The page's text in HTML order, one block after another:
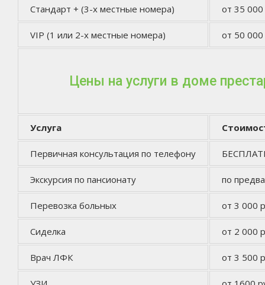
Стандарт + (3-х местные номера) от 35 000
VIP (1 или 2-х местные номера) от 50 000
Цены на услуги в доме
Услуга
Первичная консультация по телефону
Экскурсия по пансионату по
Перевозка больных от 3 000
Сиделка от 2 000
Врач ЛФК от 3 500